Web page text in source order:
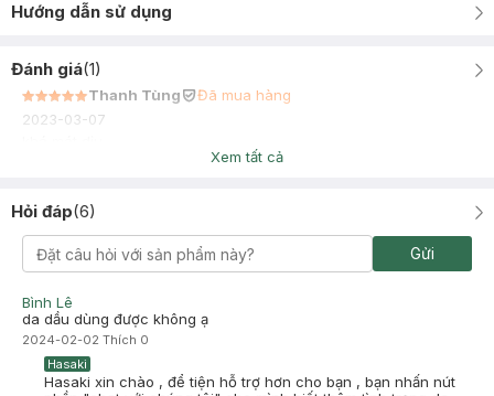
Hướng dẫn sử dụng
Đánh giá(1)
Thanh Tùng
Đã mua hàng
2023-03-07
Xem tất cả
Hỏi đáp(6)
Gửi
Bình Lê
da dầu dùng được không ạ
2024-02-02 Thích 0
Hasaki
Hasaki xin chào , để tiện hỗ trợ hơn cho bạn , bạn nhấn nút